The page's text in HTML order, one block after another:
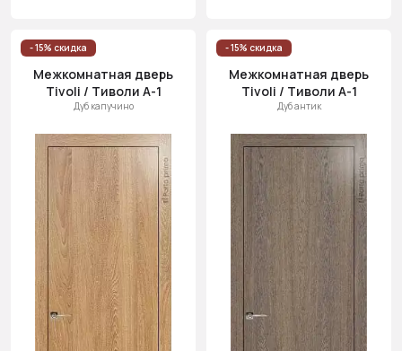
- 15% скидка
Межкомнатная дверь
Tivoli / Тиволи А-1
Дуб капучино
- 15% скидка
Межкомнатная дверь
Tivoli / Тиволи А-1
Дуб антик